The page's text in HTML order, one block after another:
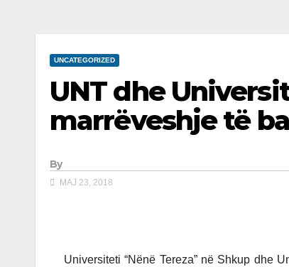
UNCATEGORIZED
UNT dhe
marrëveshje të
By
MAJ 23, 2018
Universiteti “Nënë Tereza” në Shkup dhe